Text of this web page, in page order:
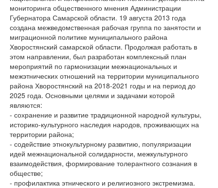
мониторинга общественного мнения Администрации
Губернатора Самарской области. 19 августа 2013 года
создана межведомственная рабочая группа по занятости и
миграционной политике муниципального района
Хворостянский самарской области. Продолжая работать в
этом направлении, был разработан комплексный план
мероприятий по гармонизации межнациональных и
межэтнических отношений на территории муниципального
района Хворостянский на 2018-2021 годы и на период до
2025 года. Основными целями и задачами которой
являются:
- сохранение и развитие традиционной народной культуры,
историко-культурного наследия народов, проживающих на
территории района;
- содействие этнокультурному развитию, популяризации
идей межнациональной солидарности, межкультурного
взаимодействия, формирование толерантного сознания в
обществе;
- профилактика этнического и религиозного экстремизма.